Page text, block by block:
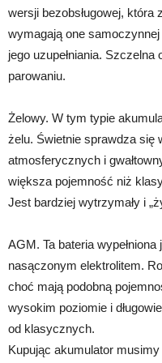
wersji bezobsługowej, która
wymagają one
jego uzupełniania.
parowaniu.
Żelowy. W tym typie
żelu. Świetnie sprawdza się
atmosferycznych i
większa pojemność niż
Jest bardziej wytrzymały i
AGM. Ta bateria
nasączonym elektrolitem.
choć mają podobną
wysokim poziomie i
od klasycznych.
Kupując akumulator